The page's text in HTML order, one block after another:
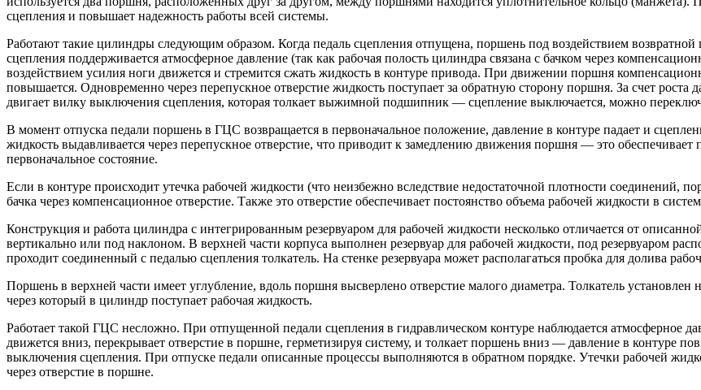
сцепления и повышает надежность работы всей системы.
Работают такие цилиндры следующим образом. Когда педаль сцепления отпущена, поршень под воздействием
сцепления поддерживается атмосферное давление (так как рабочая полость цилиндра связана с бачком через
воздействием усилия ноги движется и стремится сжать жидкость в контуре привода. При движении поршня
повышается. Одновременно через перепускное отверстие жидкость поступает за обратную сторону поршня. За счет
двигает вилку выключения сцепления, которая толкает выжимной подшипник — сцепление выключается, можно
В момент отпуска педали поршень в ГЦС возвращается в первоначальное положение, давление в контуре падает и
жидкость выдавливается через перепускное отверстие, что приводит к замедлению движения поршня — это
первоначальное состояние.
Если в контуре происходит утечка рабочей жидкости (что неизбежно вследствие недостаточной плотности соединений,
бачка через компенсационное отверстие. Также это отверстие обеспечивает постоянство объема рабочей жидкости в
Конструкция и работа цилиндра с интегрированным резервуаром для рабочей жидкости несколько отличается от
вертикально или под наклоном. В верхней части корпуса выполнен резервуар для рабочей жидкости, под резервуаром
проходит соединенный с педалью сцепления толкатель. На стенке резервуара может располагаться пробка для долива
Поршень в верхней части имеет углубление, вдоль поршня высверлено отверстие малого диаметра. Толкатель установлен
через который в цилиндр поступает рабочая жидкость.
Работает такой ГЦС несложно. При отпущенной педали сцепления в гидравлическом контуре наблюдается атмосферное
движется вниз, перекрывает отверстие в поршне, герметизируя систему, и толкает поршень вниз — давление в контуре
выключения сцепления. При отпуске педали описанные процессы выполняются в обратном порядке. Утечки рабочей
через отверстие в поршне.